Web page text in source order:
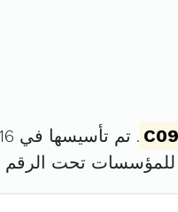
. تم تأسيسها في 16 ماي 2022 برأس مال قدره
تحت الرقم